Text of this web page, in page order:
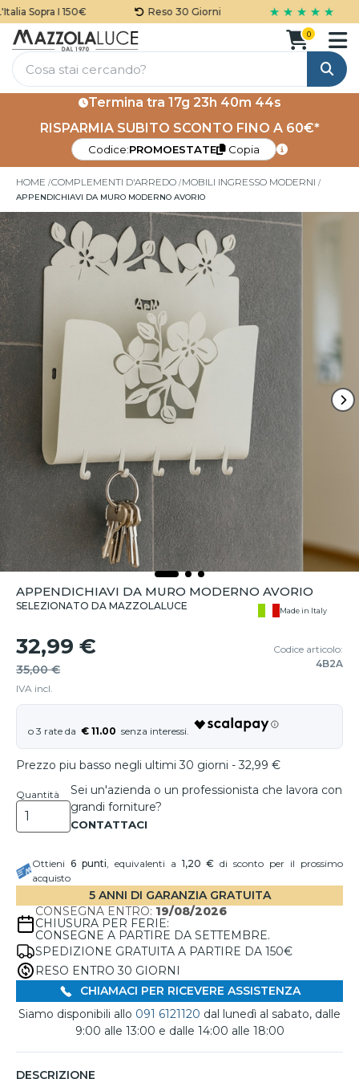
Sopra I 150€ Reso 30 Giorni ★ ★ ★ ★ ★
Cerca
0
Termina tra17g 23h 40m 43s
RISPARMIA SUBITO SCONTO FINO A 60€*
Codice:PROMOESTATE Copia
HOME COMPLEMENTI D'ARREDO MOBILI INGRESSO MODERNI
APPENDICHIAVI DA MURO MODERNO AVORIO
APPENDICHIAVI DA MURO MODERNO AVORIO
SELEZIONATO DA MAZZOLALUCE Made in Italy
32,99 €
35,00 €
IVA incl.
Codice articolo:
4B2A
€ 11.00
Prezzo piu basso negli ultimi 30 giorni - 32,99 €
Quantità
Sei un'azienda o un professionista che lavora con
grandi forniture?
Ottieni 6punti, equivalenti a 1,20 € di sconto per il prossimo
acquisto
5 ANNI DI GARANZIA GRATUITA
CONSEGNA ENTRO: 19/08/2026
CHIUSURA PER FERIE:
CONSEGNE A PARTIRE DA SETTEMBRE.
SPEDIZIONE GRATUITA A PARTIRE DA 150€
RESO ENTRO 30 GIORNI
CHIAMACI PER RICEVERE ASSISTENZA
Siamo disponibili allo 091 6121120 dal lunedì al sabato, dalle
9:00 alle 13:00 e dalle 14:00 alle 18:00
DESCRIZIONE